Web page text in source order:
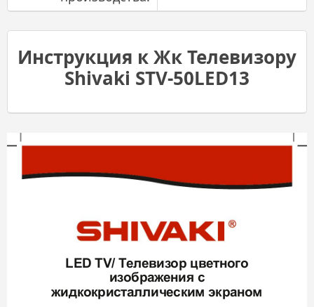
Инструкция к Жк Телевизору
Shivaki STV-50LED13
LED TV/ Телевизор цветного
изображения с
жидкокристаллическим экраном